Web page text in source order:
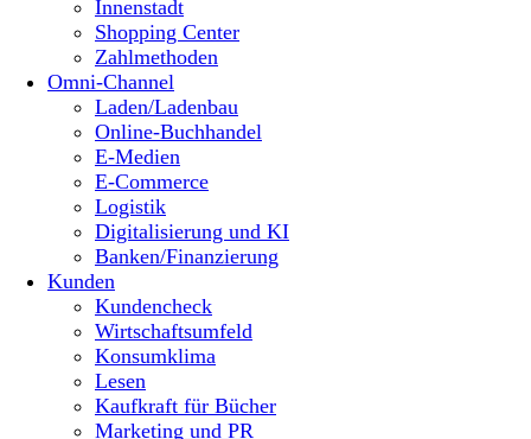
Innenstadt
Shopping Center
Zahlmethoden
Omni-Channel
Laden/Ladenbau
Online-Buchhandel
E-Medien
E-Commerce
Logistik
Digitalisierung und KI
Banken/Finanzierung
Kunden
Kundencheck
Wirtschaftsumfeld
Konsumklima
Lesen
Kaufkraft für Bücher
Marketing und PR